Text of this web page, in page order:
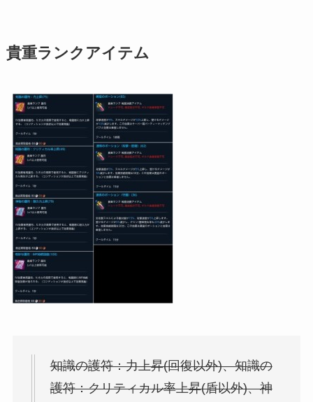
貴重ランクアイテム
知識の護符：力上昇(回復以外)、知識の
護符：クリティカル率上昇(盾以外)、神